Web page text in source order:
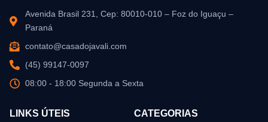
Avenida Brasil 231, Cep: 80010-010 – Foz do Iguaçu –
Paraná
contato@casadojavali.com
(45) 99147-0097
08:00 - 18:00 Segunda a Sexta
LINKS ÚTEIS CATEGORIAS